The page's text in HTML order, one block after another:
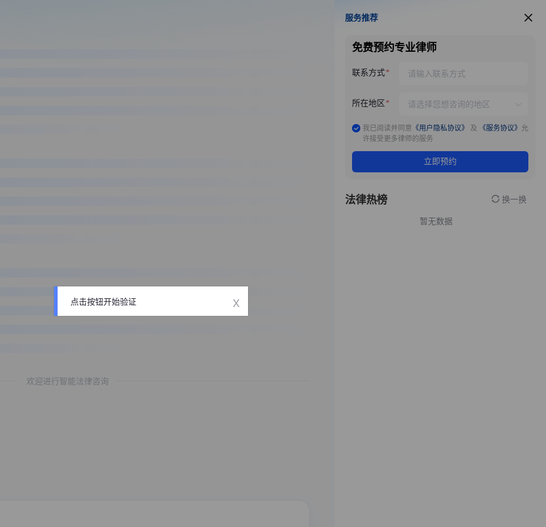
欢迎进行智能法律咨询
服务推荐
服务推荐
免费预约专业律师
联系方式
所在地区
我已阅读并同意 《用户隐私协议》 及 《服务协议》 允
许接受更多律师的服务
立即预约
法律热榜 换一换
暂无数据
点击按钮开始验证 x